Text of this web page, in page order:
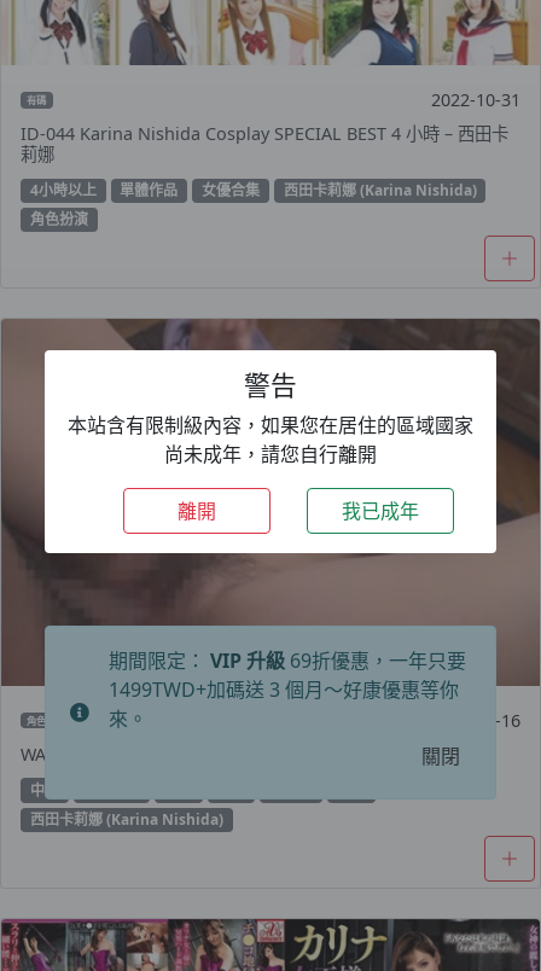
警告
本站含有限制級內容，如果您在居住的區域國家
尚未成年，請您自行離開
離開 我已成年
有碼
2022-10-31
ID-044 Karina Nishida Cosplay SPECIAL BEST 4 小時 – 西田卡
莉娜
4小時以上 單體作品 女優合集
西田卡莉娜 (Karina Nishida)
角色扮演
角色
2022-06-16
WANZ-474 一天 200 次 西田佳麗娜 – 西田卡莉娜
中出
西田卡莉娜 (Karina Nishida)
期間限定： VIP 升級 69折優惠，一年只要
1499TWD+加碼送 3 個月～好康優惠等你
來。
關閉